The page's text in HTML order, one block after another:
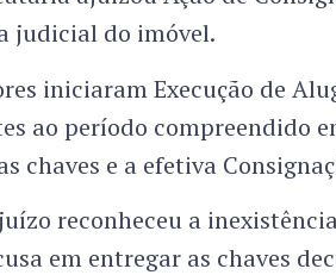
judicial do imóvel.
iniciaram Execução de
ao período compreendido
chaves e a efetiva
reconheceu a
em entregar as chaves